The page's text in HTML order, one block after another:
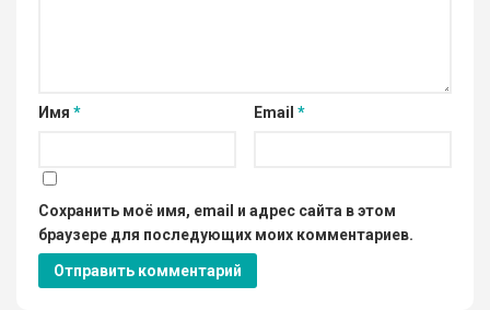
Имя * Email *
Сохранить моё имя, email и адрес сайта в этом
браузере для последующих моих комментариев.